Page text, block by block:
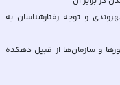
و توجه رفتارشناسان به
و سازمان‌ها از قبیل دهکده